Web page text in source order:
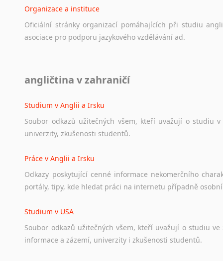
Organizace a instituce
Oficiální stránky organizací pomáhajících při studiu
asociace pro podporu jazykového vzdělávání ad.
Ať už se jedná o česká diskusní
angličtina v zahraničí
Studium v Anglii a Irsku
Soubor odkazů užitečných všem, kteří uvažují o studiu v
univerzity, zkušenosti studentů.
Práce v Anglii a Irsku
Odkazy poskytující cenné informace nekomerčního
portály, tipy, kde hledat práci na internetu případně osobní
Studium v USA
Soubor odkazů užitečných všem, kteří uvažují o studiu ve
informace a zázemí, univerzity i zkušenosti studentů.